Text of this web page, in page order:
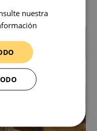
una mala iluminación.
nuestra